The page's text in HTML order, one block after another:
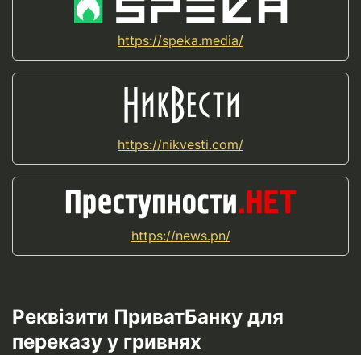
https://speka.media/
https://nikvesti.com/
https://news.pn/
Реквізити ПриватБанку для
переказу у гривнях